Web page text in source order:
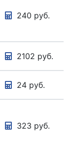
240 руб.
2102 руб.
24 руб.
323 руб.